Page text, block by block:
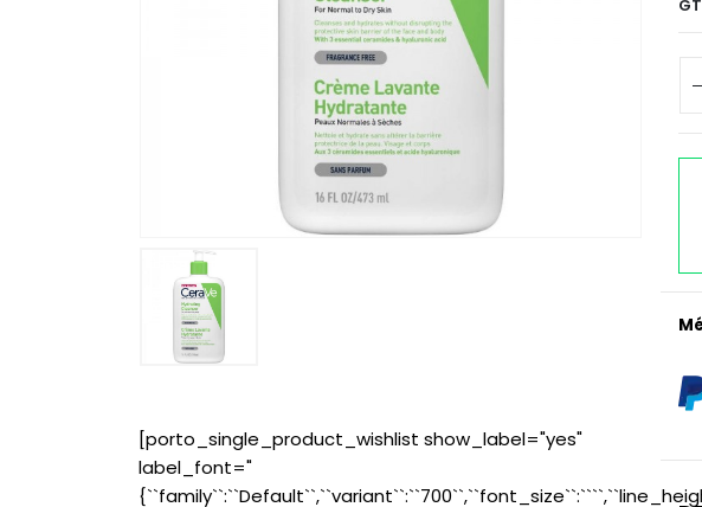
[porto_single_product_wishlist show_label="yes"
label_font="